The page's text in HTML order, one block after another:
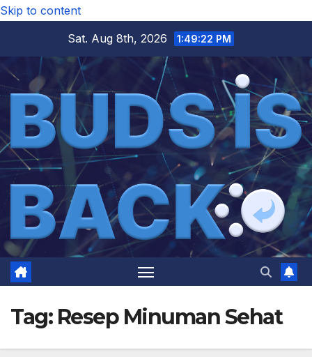
Skip to content
Sat. Aug 8th, 2026
1:49:22 PM
Tag: Resep Minuman Sehat